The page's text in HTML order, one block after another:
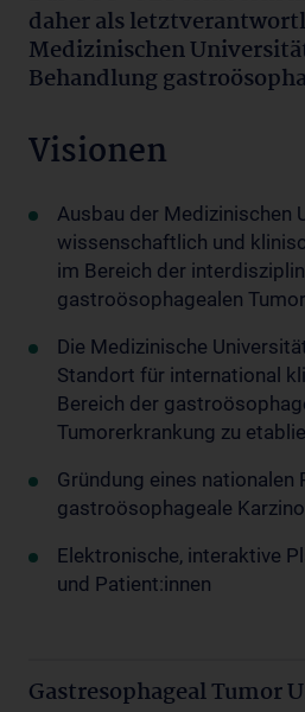
daher als
Medizinischen
Behandlung
Visionen
Ausbau der Medizinischen
wissenschaftlich und
im Bereich der
gastroösophagealen
Die Medizinische
Standort für international
Bereich der
Tumorerkrankung zu
Gründung eines nationalen
gastroösophageale
Elektronische, interaktive
und Patient:innen
Gastresophageal Tumor